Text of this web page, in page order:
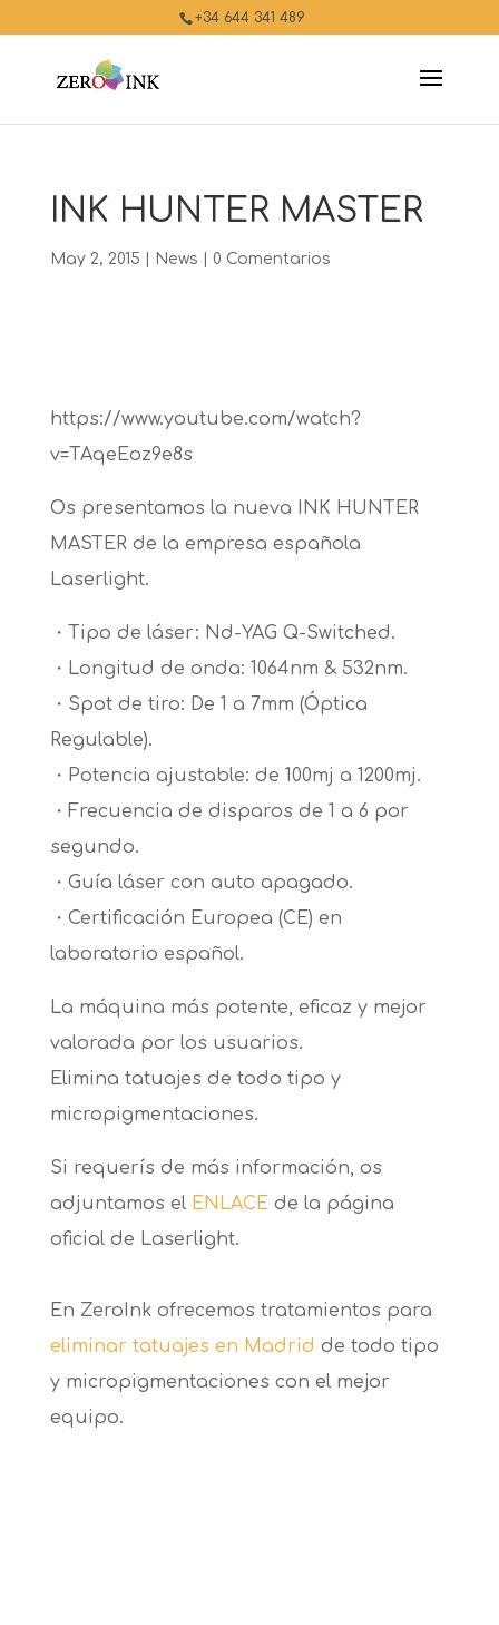
+34 644 341 489
INK HUNTER MASTER
May 2, 2015 News 0 Comentarios
https://www.youtube.com/watch?
v=TAqeEoz9e8s
Os presentamos la nueva INK HUNTER
MASTER de la empresa española
Laserlight.
・Tipo de láser: Nd-YAG Q-Switched.
・Longitud de onda: 1064nm & 532nm.
・Spot de tiro: De 1 a 7mm (Óptica
Regulable).
・Potencia ajustable: de 100mj a 1200mj.
・Frecuencia de disparos de 1 a 6 por
segundo.
・Guía láser con auto apagado.
・Certificación Europea (CE) en
laboratorio español.
La máquina más potente, eficaz y mejor
valorada por los usuarios.
Elimina tatuajes de todo tipo y
micropigmentaciones.
Si requerís de más información, os
adjuntamos el ENLACEde la página
oficial de Laserlight.
En ZeroInk ofrecemos tratamientos para
eliminar tatuajes en Madrid de todo tipo
y micropigmentaciones con el mejor
equipo.